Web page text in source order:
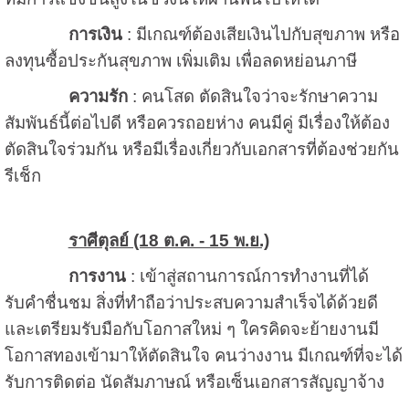
การเงิน: มีเกณฑ์ต้องเสียเงินไปกับสุขภาพ หรือ
ลงทุนซื้อประกันสุขภาพ เพิ่มเติม เพื่อลดหย่อนภาษี
ความรัก: คนโสด ตัดสินใจว่าจะรักษาความ
สัมพันธ์นี้ต่อไปดี หรือควรถอยห่าง คนมีคู่ มีเรื่องให้ต้อง
ตัดสินใจร่วมกัน หรือมีเรื่องเกี่ยวกับเอกสารที่ต้องช่วยกัน
รีเช็ก
ราศีตุลย์ (18 ต.ค. - 15 พ.ย.)
การงาน: เข้าสู่สถานการณ์การทำงานที่ได้
รับคำชื่นชม สิ่งที่ทำถือว่าประสบความสำเร็จได้ด้วยดี
และเตรียมรับมือกับโอกาสใหม่ ๆ ใครคิดจะย้ายงานมี
โอกาสทองเข้ามาให้ตัดสินใจ คนว่างงาน มีเกณฑ์ที่จะได้
รับการติดต่อ นัดสัมภาษณ์ หรือเซ็นเอกสารสัญญาจ้าง